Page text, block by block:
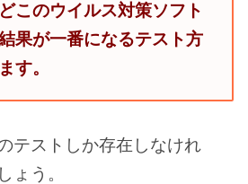
このウイルス対策ソフト
果が一番になるテスト方
す。
テストしか存在しなけれ
ょう。